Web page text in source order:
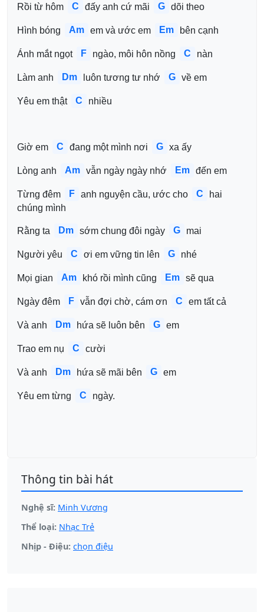
Rồi từ hôm C đấy anh cứ mãi G dõi theo
Hình bóng Am em và ước em Em bên cạnh
Ánh mắt ngọt F ngào, môi hôn nồng C nàn
Làm anh Dm luôn tương tư nhớ G về em
Yêu em thật C nhiều
Giờ em C đang một mình nơi G xa ấy
Lòng anh Am vẫn ngày ngày nhớ Em đến em
Từng đêm F anh nguyện cầu, ước cho C
hai
chúng mình
Rằng ta Dm sớm chung đôi ngày G mai
Người yêu C ơi em vững tin lên G nhé
Mọi gian Am khó rồi mình cũng Em sẽ qua
Ngày đêm F vẫn đợi chờ, cám ơn C em tất cả
Và anh Dm hứa sẽ luôn bên G em
Trao em nụ C cười
Và anh Dm hứa sẽ mãi bên G em
Yêu em từng C ngày.
Thông tin bài hát
Nghệ sĩ: Minh Vương
Thể loại: Nhạc Trẻ
Nhịp - Điệu: chọn điệu